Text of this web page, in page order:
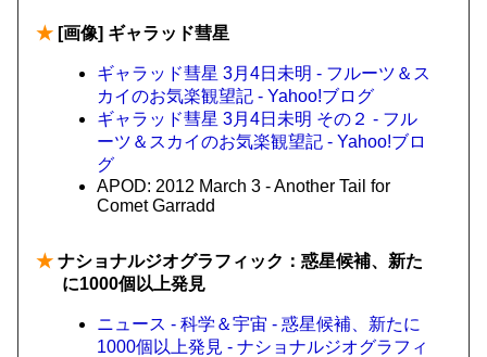
★ [画像] ギャラッド彗星
ギャラッド彗星 3月4日未明 - フルーツ＆ス
カイのお気楽観望記 - Yahoo!ブログ
ギャラッド彗星 3月4日未明 その２ - フル
ーツ＆スカイのお気楽観望記 - Yahoo!ブロ
グ
APOD: 2012 March 3 - Another Tail for
Comet Garradd
★ ナショナルジオグラフィック：惑星候補、新た
に1000個以上発見
ニュース - 科学＆宇宙 - 惑星候補、新たに
1000個以上発見 - ナショナルジオグラフィ